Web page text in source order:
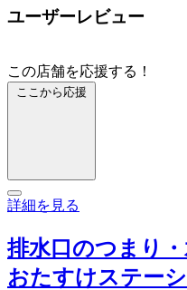
ユーザーレビュー
この店舗を応援する！
ここから応援
詳細を見る
排水口のつまり
おたすけステー